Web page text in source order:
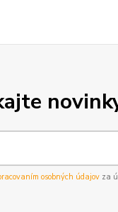
osobných údajov za